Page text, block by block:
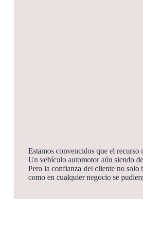
Estamos convencidos que el recurso
Un vehículo automotor aún siendo
Pero la confianza del cliente no solo
como en cualquier negocio se